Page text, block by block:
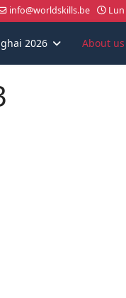
info@worldskills.be Lun
2026 About us